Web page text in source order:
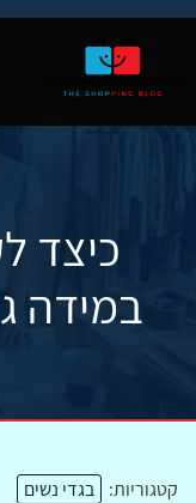
כיצד
במידה
קטגוריות: בגדי נשים